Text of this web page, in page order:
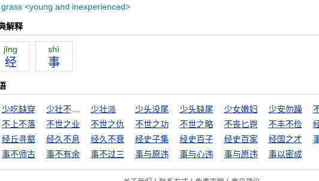
<young and inexperienced>
解释
jīng
经
shì
事
少吃缺穿 少壮不努力，老大徒伤悲 少壮派 少头没尾 少头缺尾 少女嫩妇 少安勿躁
不上不落 不世之业 不世之仇 不世之功 不世之略 不丧匕鬯 不丰不俭
经丘寻壑 经久不息 经久不衰 经史子集 经史百子 经史百家 经国之才
事不师古 事不有余 事不过三 事与原违 事与心违 事与愿违 事以密成